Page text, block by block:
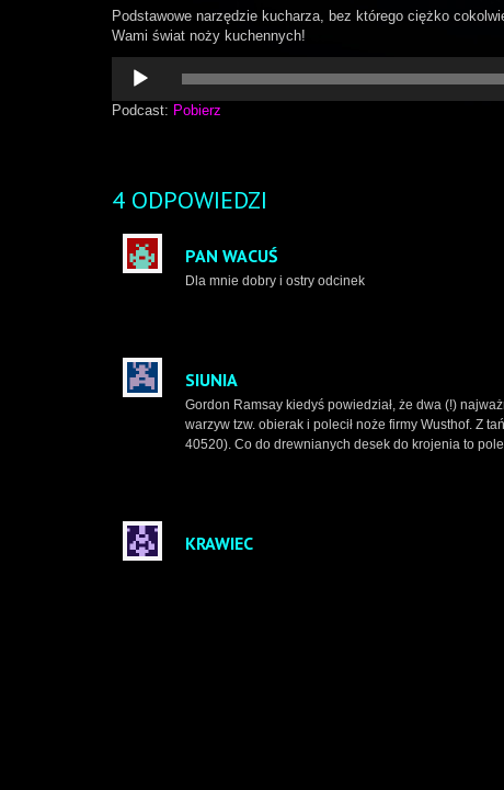
Podstawowe narzędzie kucharza, bez którego ciężko
Wami świat noży kuchennych!
Odtwarzacz
plików
dźwiękowych
Podcast: Pobierz
4 ODPOWIEDZI
PAN WACUŚ
Dla mnie dobry i ostry odcinek
SIUNIA
Gordon Ramsay kiedyś powiedział, że dwa (!)
warzyw tzw. obierak i polecił noże firmy Wusthof. Z
40520). Co do drewnianych desek do krojenia to
KRAWIEC